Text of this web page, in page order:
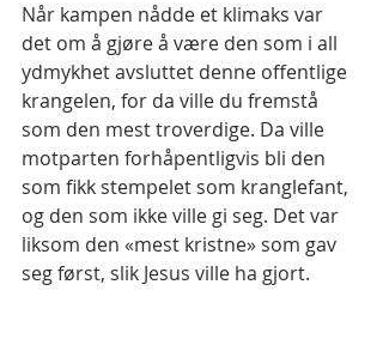
Når kampen nådde et klimaks var
det om å gjøre å være den som i all
ydmykhet avsluttet denne offentlige
krangelen, for da ville du fremstå
som den mest troverdige. Da ville
motparten forhåpentligvis bli den
som fikk stempelet som kranglefant,
og den som ikke ville gi seg. Det var
liksom den «mest kristne» som gav
seg først, slik Jesus ville ha gjort.